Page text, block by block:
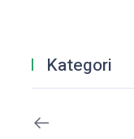
Kategori